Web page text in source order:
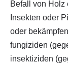
Befall von Holz
Insekten oder
oder
fungiziden
insektiziden